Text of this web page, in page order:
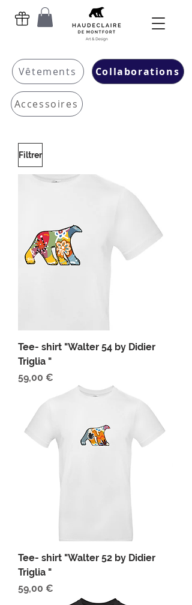
Vêtements Collaborations
Accessoires
Filtrer
Tee- shirt "Walter 54 by Didier
Triglia "
Prix
59,00 €
Tee- shirt "Walter 52 by Didier
Triglia "
Prix
59,00 €